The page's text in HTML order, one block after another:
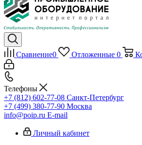
Сравнение0 Отложенные 0
Телефоны
+7 (812) 602-77-08 Санкт-Петербург
+7 (499) 380-77-90 Москва
info@poip.ru E-mail
Личный кабинет